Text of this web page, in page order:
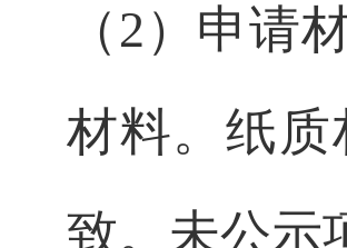
（2） 申请
材料。纸
致。未公示